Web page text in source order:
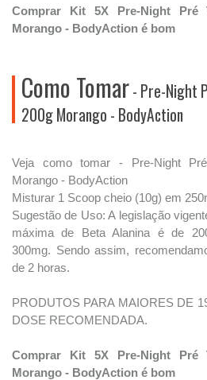
Comprar Kit 5X Pre-Night Pré
Morango - BodyAction é bom
Como Tomar- Pre-Night
200g Morango - BodyAction
Veja como tomar - Pre-Night
Morango - BodyAction
Misturar 1 Scoop cheio (10g) em
Sugestão de Uso: A legislação
máxima de Beta Alanina é de
300mg. Sendo assim,
de 2 horas.
PRODUTOS PARA MAIORES DE
DOSE RECOMENDADA.
Comprar Kit 5X Pre-Night Pré
Morango - BodyAction é bom